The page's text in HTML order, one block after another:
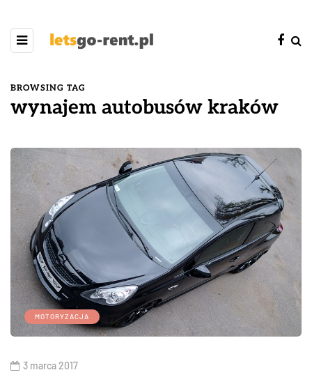
BROWSING TAG
wynajem autobusów kraków
MOTORYZACJA
3 marca 2017